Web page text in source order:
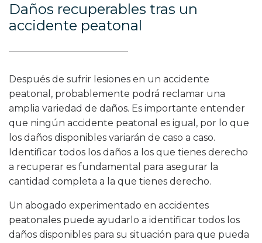
Daños recuperables tras un
accidente peatonal
Después de sufrir lesiones en un accidente
peatonal, probablemente podrá reclamar una
amplia variedad de daños. Es importante entender
que ningún accidente peatonal es igual, por lo que
los daños disponibles variarán de caso a caso.
Identificar todos los daños a los que tienes derecho
a recuperar es fundamental para asegurar la
cantidad completa a la que tienes derecho.
Un abogado experimentado en accidentes
peatonales puede ayudarlo a identificar todos los
daños disponibles para su situación para que pueda